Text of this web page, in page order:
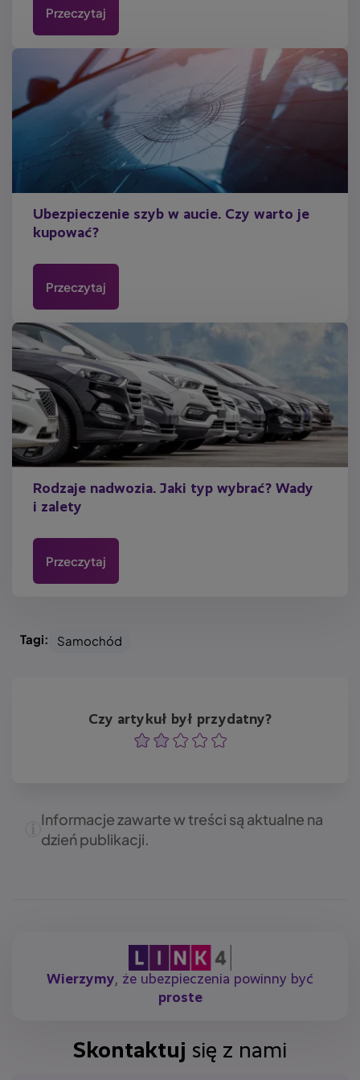
Przeczytaj
Ubezpieczenie szyb w aucie. Czy warto je
kupować?
Przeczytaj
Rodzaje nadwozia. Jaki typ wybrać? Wady
i zalety
Przeczytaj
Tagi: Samochód
Czy artykuł był przydatny?
OcenaOcenaOcena
OcenaOcena
Informacje zawarte w treści są aktualne na
dzień publikacji.
Wierzymy, że ubezpieczenia powinny być
proste
Skontaktuj się z nami